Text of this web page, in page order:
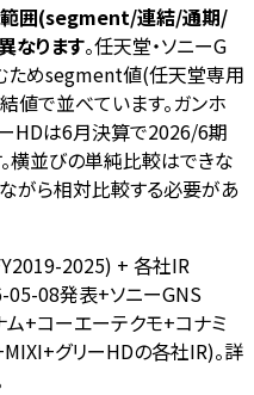
範囲(segment/連結/通期/
なります。任天堂・ソニーG
ためsegment値(任天堂専用
値で並べています。ガンホ
HDは6月決算で2026/6期
横並びの単純比較はできな
がら相対比較する必要があ
2025) + 各社IR
08発表+ソニーGNS
+コーエーテクモ+コナミ
グリーHDの各社IR)。詳